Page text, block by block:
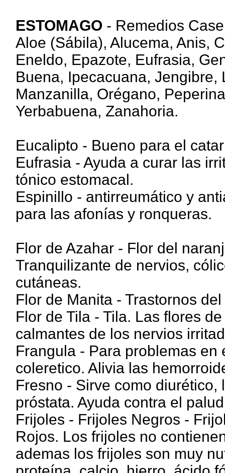
ESTOMAGO - Remedios
Aloe (Sábila), Alucema, Anis,
Eneldo, Epazote, Eufrasia,
Buena, Ipecacuana,
Manzanilla, Orégano,
Yerbabuena, Zanahoria.
Eucalipto - Bueno para el
Eufrasia - Ayuda a curar las
tónico estomacal.
Espinillo - antirreumático y
para las afonías y ronqueras.
Flor de Azahar - Flor del
Tranquilizante de nervios,
cutáneas.
Flor de Manita - Trastornos
Flor de Tila - Tila. Las flores
calmantes de los nervios
Frangula - Para problemas
coleretico. Alivia las
Fresno - Sirve como
próstata. Ayuda contra el
Frijoles - Frijoles Negros -
Rojos. Los frijoles no
ademas los frijoles son muy